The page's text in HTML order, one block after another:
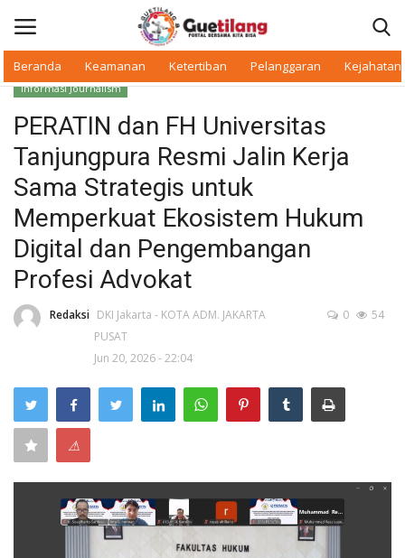
Beranda Keamanan Ketertiban Pelanggaran Kejahatan
Beranda
Daerah
Makan Bergizi
Pelanggaran
Ketertiban
Keamanan
Kejahatan
Cybers Event
Informasi Journalism
PERATIN dan FH Universitas
Tanjungpura Resmi Jalin Kerja
Sama Strategis untuk
Memperkuat Ekosistem Hukum
Digital dan Pengembangan
Profesi Advokat
Redaksi DKI Jakarta - KOTA ADM. JAKARTA
PUSAT
Jun 20, 2026 - 22:04
0 54
⚠